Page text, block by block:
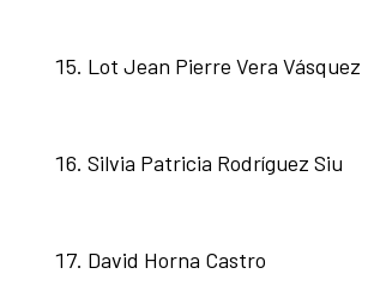
Lot Jean Pierre Vera Vásquez
Silvia Patricia Rodríguez Siu
David Horna Castro